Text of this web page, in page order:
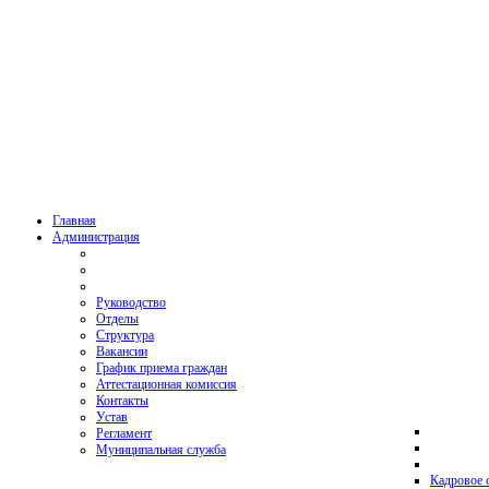
Главная
Администрация
Руководство
Отделы
Структура
Вакансии
График приема граждан
Аттестационная комиссия
Контакты
Устав
Регламент
Муниципальная служба
Кадровое